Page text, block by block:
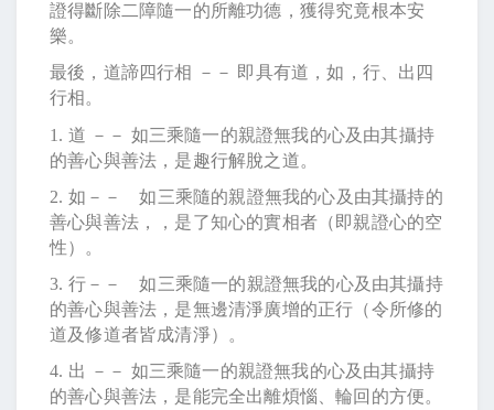
證得斷除二障隨一的所離功德，獲得究竟根本安
樂。
最後，道諦四行相 －－ 即具有道，如，行、出四
行相。
1. 道 －－ 如三乘隨一的親證無我的心及由其攝持
的善心與善法，是趣行解脫之道。
2. 如－－ 如三乘隨的親證無我的心及由其攝持的
善心與善法，，是了知心的實相者（即親證心的空
性）。
3. 行－－ 如三乘隨一的親證無我的心及由其攝持
的善心與善法，是無邊清淨廣增的正行（令所修的
道及修道者皆成清淨）。
4. 出 －－ 如三乘隨一的親證無我的心及由其攝持
的善心與善法，是能完全出離煩惱、輪回的方便。